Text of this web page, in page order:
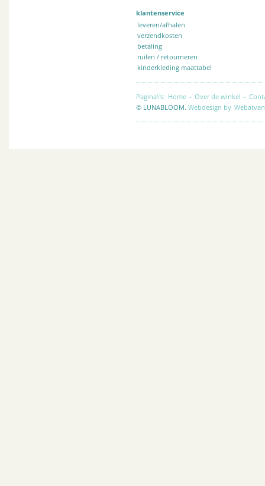
klantenservice
leveren/afhalen
verzendkosten
betaling
ruilen / retourneren
kinderkleding maattabel
Pagina\'s: Home - Over de winkel -
© LUNABLOOM. Webdesign by